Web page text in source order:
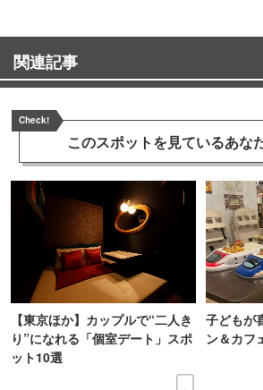
関連記事
Check!
このスポットを見ているあな
【東京ほか】カップルで“二人き
り”になれる「個室デート」スポ
ット10選
子どもが
ン＆カフ